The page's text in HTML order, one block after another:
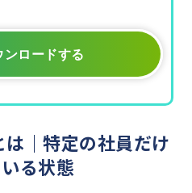
ンロードする
｜特定の社員だけ
る状態